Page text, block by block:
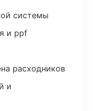
системы
и ppf
расходников
и